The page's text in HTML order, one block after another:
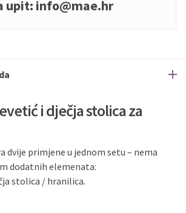
upit: info@mae.hr
i dječja stolica za
dvije primjene u jednom setu – nema
dodatnih elemenata:
stolica / hranilica.